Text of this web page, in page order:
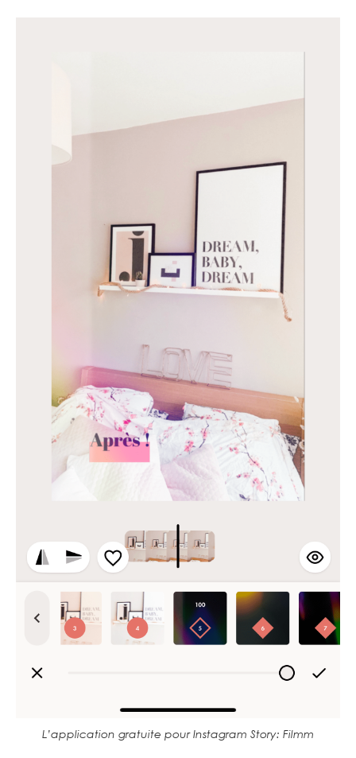
L’application gratuite pour Instagram Story: Filmm